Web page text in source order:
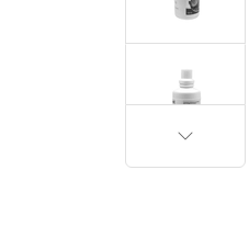
PRÓXIMA